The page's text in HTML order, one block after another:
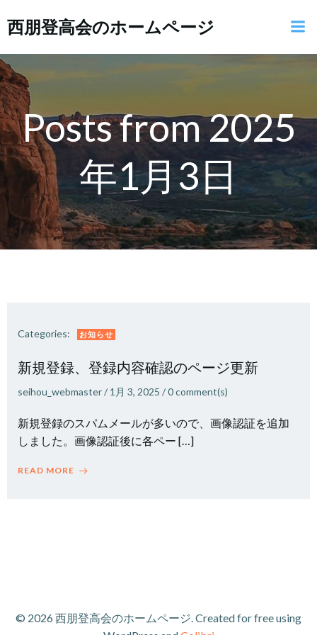
ン
ン
キ
ッ
プ
西朋登高会のホームページ
Posts from 2025
年1月3日
Categories: お知らせ
新規登録、登録内容確認のページ更新
seihou_webmaster/ 1月 3, 2025 /0comment(s)
新規登録のスパムメールが多いので、画像認証を追加
しました。画像認証後に各ペー […]
READ MORE
© 2026 西朋登高会のホームページ. Created for free using